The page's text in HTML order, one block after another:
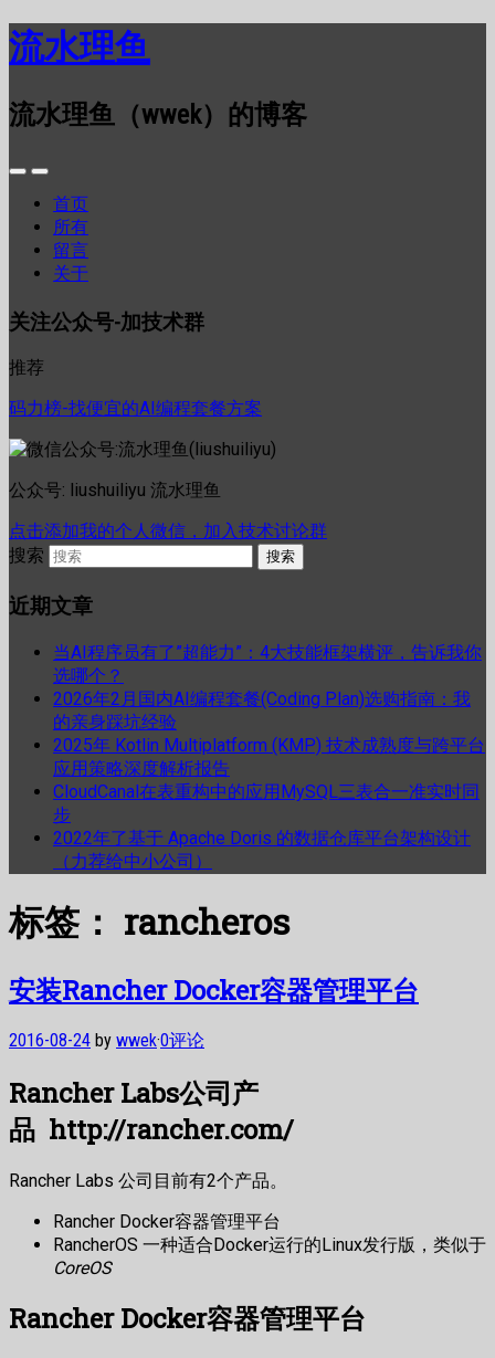
流水理鱼
流水理鱼（wwek）的博客
首页
所有
留言
关于
关注公众号-加技术群
推荐
码力榜-找便宜的AI编程套餐方案
公众号: liushuiliyu 流水理鱼
点击添加我的个人微信，加入技术讨论群
搜索
近期文章
当AI程序员有了”超能力”：4大技能框架横评，告诉我你
选哪个？
2026年2月国内AI编程套餐(Coding Plan)选购指南：我
的亲身踩坑经验
2025年 Kotlin Multiplatform (KMP) 技术成熟度与跨平台
应用策略深度解析报告
CloudCanal在表重构中的应用MySQL三表合一准实时同
步
2022年了基于 Apache Doris 的数据仓库平台架构设计
（力荐给中小公司）
标签： rancheros
安装Rancher Docker容器管理平台
2016-08-24 by wwek·0评论
Rancher Labs公司产
品 http://rancher.com/
Rancher Labs 公司目前有2个产品。
Rancher Docker容器管理平台
RancherOS 一种适合Docker运行的Linux发行版，类似于
CoreOS
Rancher Docker容器管理平台